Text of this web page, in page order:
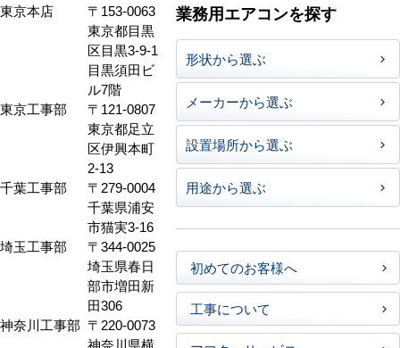
東京本店
〒153-0063
東京都目黒
区目黒3-9-1
目黒須田ビ
ル7階
東京工事部
〒121-0807
東京都足立
区伊興本町
2-13
千葉工事部
〒279-0004
千葉県浦安
市猫実3-16
埼玉工事部
〒344-0025
埼玉県春日
部市増田新
田306
神奈川工事部 〒220-0073
神奈川県横
業務用エアコンを探す
形状から選ぶ
メーカーから選ぶ
設置場所から選ぶ
用途から選ぶ
初めてのお客様へ
工事について